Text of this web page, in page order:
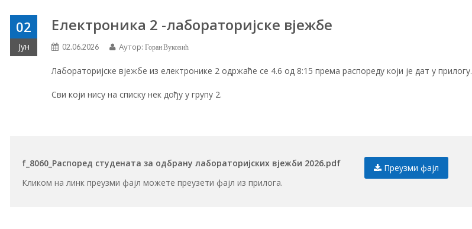
02
Јун
Електроника 2 -лабораторијске вјежбе
02.06.2026 Аутор: Горан Вуковић
Лабораторијске вјежбе из електронике 2 одржаће се 4.6 од 8:15 према распореду који је дат у прилогу.
Сви који нису на списку нек дођу у групу 2.
f_8060_Распоред студената за одбрану лабораторијских вјежби 2026.pdf
Кликом на линк преузми фајл можете преузети фајл из прилога.
Преузми фајл